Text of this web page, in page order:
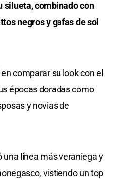
silueta, combinado con
negros y gafas de sol
comparar su look con el
épocas doradas como
y novias de
una línea más veraniega y
vistiendo un top